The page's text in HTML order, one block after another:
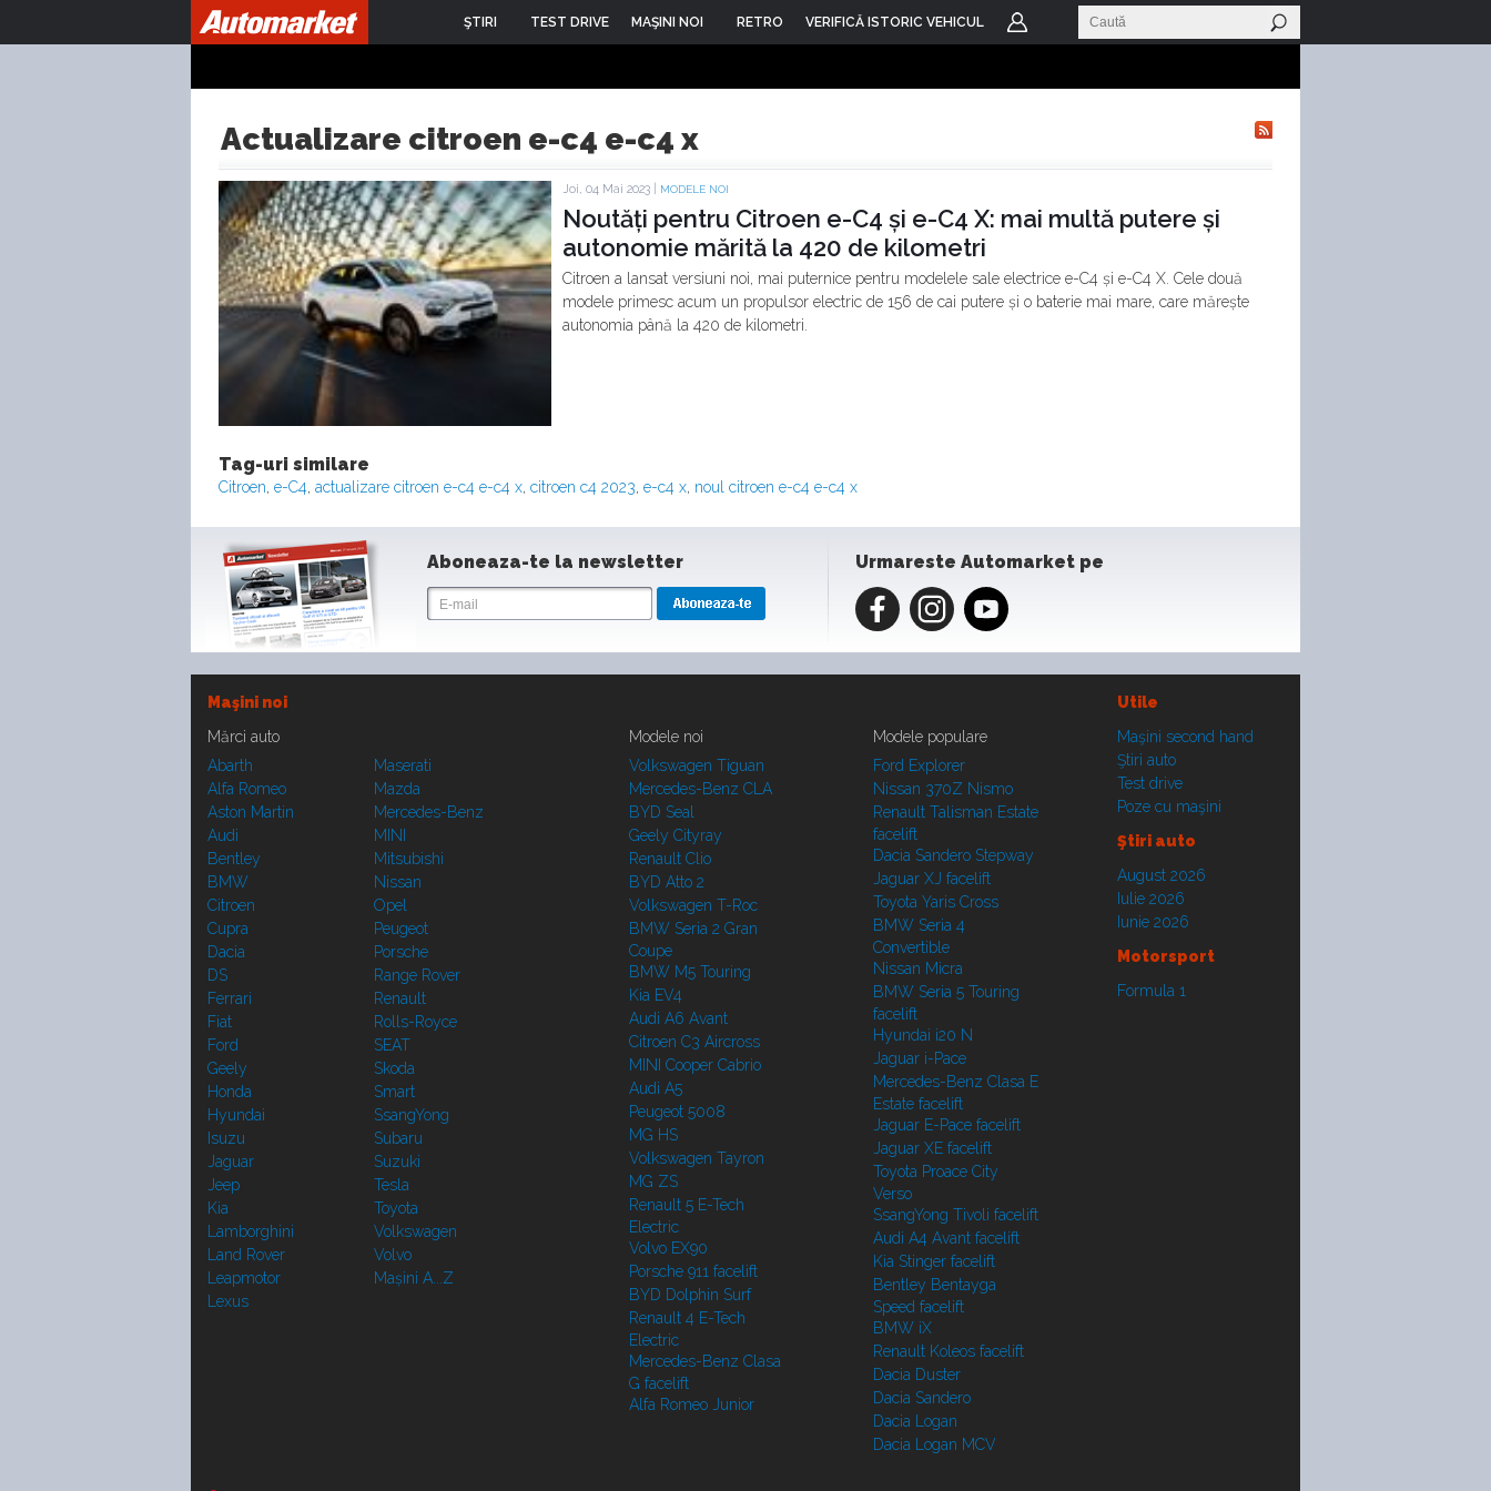
ŞTIRI TEST DRIVE MAŞINI NOI RETRO VERIFICĂ ISTORIC VEHICUL
Actualizare citroen e-c4 e-c4 x
Joi, 04 Mai 2023 | MODELE NOI
Noutăți pentru Citroen e-C4 și e-C4 X: mai multă putere și
autonomie mărită la 420 de kilometri
Citroen a lansat versiuni noi, mai puternice pentru modelele sale electrice e-C4 și e-C4 X. Cele două
modele primesc acum un propulsor electric de 156 de cai putere și o baterie mai mare, care mărește
autonomia până la 420 de kilometri.
Tag-uri similare
Citroen, e-C4, actualizare citroen e-c4 e-c4 x, citroen c4 2023, e-c4 x, noul citroen e-c4 e-c4 x
Aboneaza-te la newsletter Urmareste Automarket pe
Maşini noi
Utile
Mărci auto
Abarth
Alfa Romeo
Aston Martin
Audi
Bentley
BMW
Citroen
Cupra
Dacia
DS
Ferrari
Fiat
Ford
Geely
Honda
Hyundai
Isuzu
Jaguar
Jeep
Kia
Lamborghini
Land Rover
Leapmotor
Lexus
Maserati
Mazda
Mercedes-Benz
MINI
Mitsubishi
Nissan
Opel
Peugeot
Porsche
Range Rover
Renault
Rolls-Royce
SEAT
Skoda
Smart
SsangYong
Subaru
Suzuki
Tesla
Toyota
Volkswagen
Volvo
Mașini A...Z
Modele noi
Volkswagen Tiguan
Mercedes-Benz CLA
BYD Seal
Geely Cityray
Renault Clio
BYD Atto 2
Volkswagen T-Roc
BMW Seria 2 Gran
Coupe
BMW M5 Touring
Kia EV4
Audi A6 Avant
Citroen C3 Aircross
MINI Cooper Cabrio
Audi A5
Peugeot 5008
MG HS
Volkswagen Tayron
MG ZS
Renault 5 E-Tech
Electric
Volvo EX90
Porsche 911 facelift
BYD Dolphin Surf
Renault 4 E-Tech
Electric
Mercedes-Benz Clasa
G facelift
Alfa Romeo Junior
Modele populare
Ford Explorer
Nissan 370Z Nismo
Renault Talisman Estate
facelift
Dacia Sandero Stepway
Jaguar XJ facelift
Toyota Yaris Cross
BMW Seria 4
Convertible
Nissan Micra
BMW Seria 5 Touring
facelift
Hyundai i20 N
Jaguar i-Pace
Mercedes-Benz Clasa E
Estate facelift
Jaguar E-Pace facelift
Jaguar XE facelift
Toyota Proace City
Verso
SsangYong Tivoli facelift
Audi A4 Avant facelift
Kia Stinger facelift
Bentley Bentayga
Speed facelift
BMW iX
Renault Koleos facelift
Dacia Duster
Dacia Sandero
Dacia Logan
Dacia Logan MCV
Maşini second hand
Ştiri auto
Test drive
Poze cu maşini
Ştiri auto
August 2026
Iulie 2026
Iunie 2026
Motorsport
Formula 1